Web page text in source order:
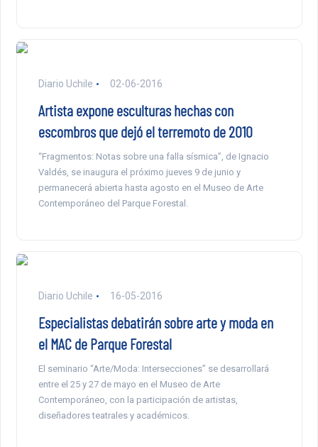
Diario Uchile 02-06-2016
Artista expone esculturas hechas con
escombros que dejó el terremoto de 2010
“Fragmentos: Notas sobre una falla sísmica”, de Ignacio
Valdés, se inaugura el próximo jueves 9 de junio y
permanecerá abierta hasta agosto en el Museo de Arte
Contemporáneo del Parque Forestal.
Diario Uchile 16-05-2016
Especialistas debatirán sobre arte y moda en
el MAC de Parque Forestal
El seminario “Arte/Moda: Intersecciones” se desarrollará
entre el 25 y 27 de mayo en el Museo de Arte
Contemporáneo, con la participación de artistas,
diseñadores teatrales y académicos.